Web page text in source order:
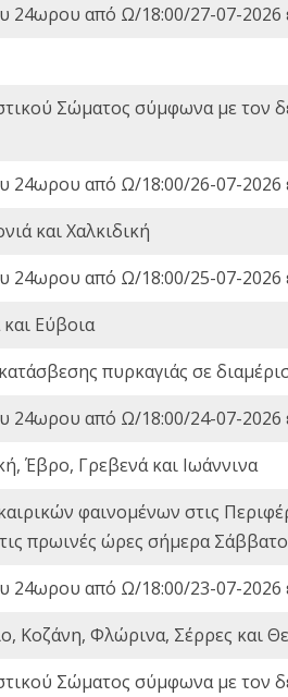
24ωρου από Ω/18:00/27-07-
Σώματος σύμφωνα με τον
24ωρου από Ω/18:00/26-07-
και Χαλκιδική
24ωρου από Ω/18:00/25-07-
Εύβοια
πυρκαγιάς σε
24ωρου από Ω/18:00/24-07-
Έβρο, Γρεβενά και Ιωάννινα
φαινομένων στις
πρωινές ώρες σήμερα
24ωρου από Ω/18:00/23-07-
Κοζάνη, Φλώρινα, Σέρρες και
Σώματος σύμφωνα με τον